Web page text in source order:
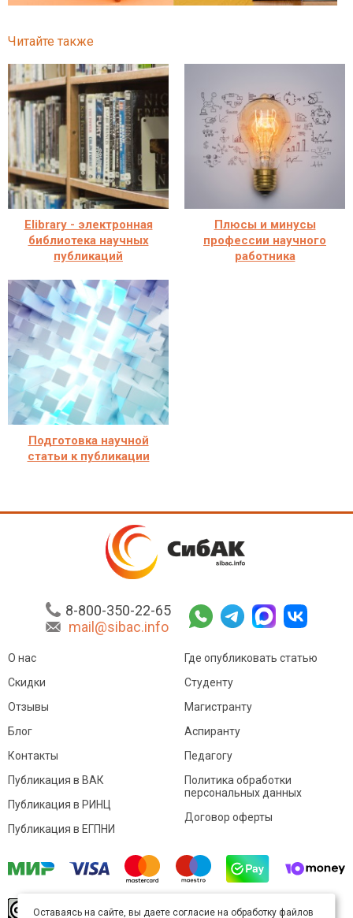
Читайте также
Elibrary - электронная
библиотека научных
публикаций
Плюсы и минусы
профессии научного
работника
Подготовка научной
статьи к публикации
8-800-350-22-65
mail@sibac.info
О нас
Скидки
Отзывы
Блог
Контакты
Где опубликовать статью
Студенту
Магистранту
Аспиранту
Педагогу
Публикация в ВАК
Публикация в РИНЦ
Публикация в ЕГПНИ
Политика обработки
персональных данных
Договор оферты
Оставаясь на сайте, вы даете согласие на обработку файлов